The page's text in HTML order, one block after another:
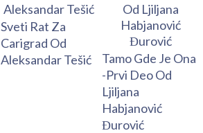
Sveti Rat Za
Carigrad Od
Aleksandar Tešić
Tamo Gde Je Ona
-Prvi Deo Od
Ljiljana
Habjanović
Đurović